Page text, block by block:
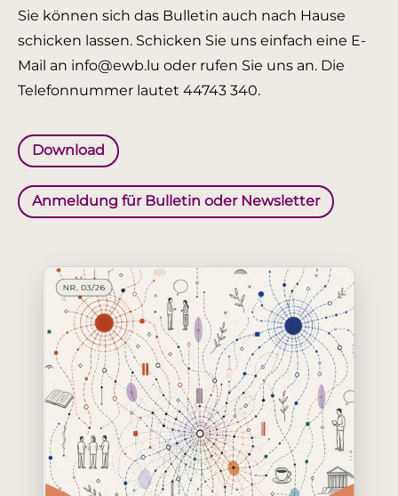
Sie können sich das Bulletin auch nach Hause
schicken lassen. Schicken Sie uns einfach eine E-
Mail an info@ewb.lu oder rufen Sie uns an. Die
Telefonnummer lautet 44743 340.
Download
Anmeldung für Bulletin oder Newsletter